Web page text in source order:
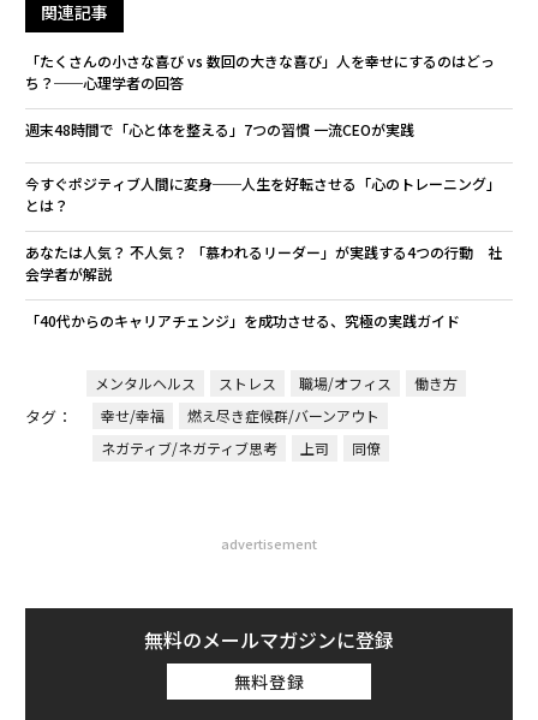
関連記事
「たくさんの小さな喜び vs 数回の大きな喜び」人を幸せにするのはどっ
ち？──心理学者の回答
週末48時間で「心と体を整える」7つの習慣 一流CEOが実践
今すぐポジティブ人間に変身──人生を好転させる「心のトレーニング」
とは？
あなたは人気？ 不人気？ 「慕われるリーダー」が実践する4つの行動 社
会学者が解説
「40代からのキャリアチェンジ」を成功させる、究極の実践ガイド
タグ：
メンタルヘルス ストレス 職場/オフィス
働き方
幸せ/幸福
燃え尽き症候群/バーンアウト
ネガティブ/ネガティブ思考
上司 同僚
advertisement
無料のメールマガジンに登録
無料登録